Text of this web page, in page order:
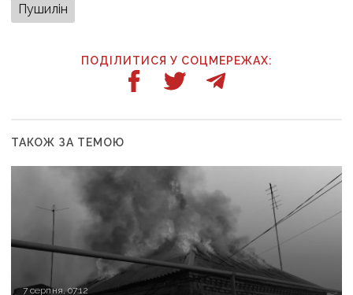
Пушилін
ПОДІЛИТИСЯ У СОЦМЕРЕЖАХ:
ТАКОЖ ЗА ТЕМОЮ
7 серпня, 07:12